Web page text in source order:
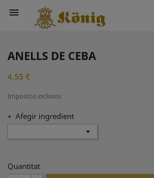

ANELLS DE CEBA
4,55 €
Impostos inclosos
+ Afegir ingredient
Quantitat